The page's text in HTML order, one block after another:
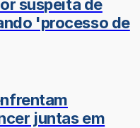
suspeita de
'processo de
juntas em